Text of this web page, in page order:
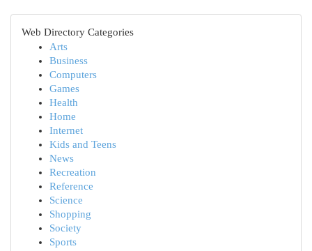
Web Directory Categories
Arts
Business
Computers
Games
Health
Home
Internet
Kids and Teens
News
Recreation
Reference
Science
Shopping
Society
Sports